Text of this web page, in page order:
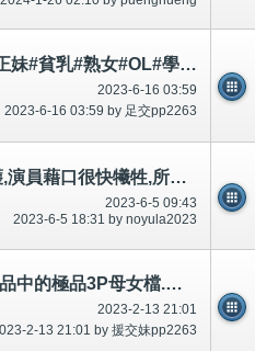
#熟女#OL#學生妹#全省外約
2023-6-16 03:59
2023-6-16 03:59 by 足交pp2263
吻胸圍胸罩!慧慧？承認午餐、晚餐雞胸肉～
2023-6-5 09:43
2023-6-5 18:31 by noyula2023
H.K奶.熟女無套內射全台外約攻略！
2023-2-13 21:01
2-13 21:01 by 援交妹pp2263